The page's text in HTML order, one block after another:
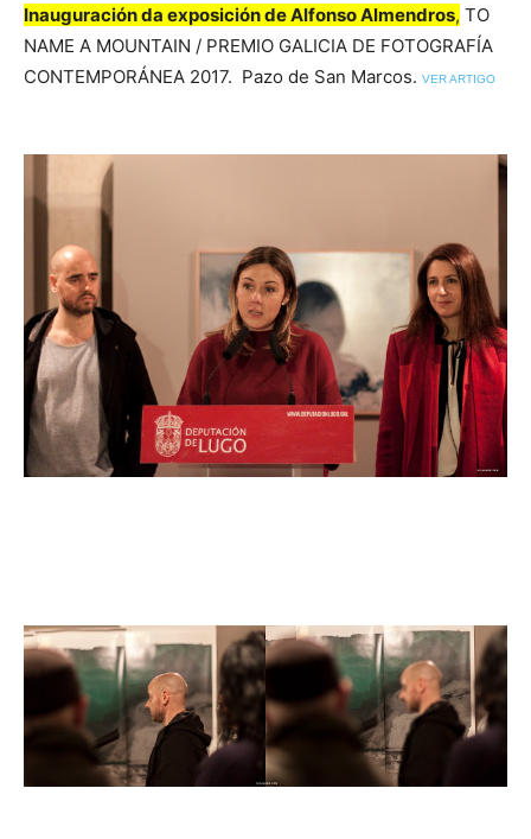
Inauguración da exposición de Alfonso Almendros, TO
NAME A MOUNTAIN / PREMIO GALICIA DE FOTOGRAFÍA
CONTEMPORÁNEA 2017. Pazo de San Marcos. VER ARTIGO